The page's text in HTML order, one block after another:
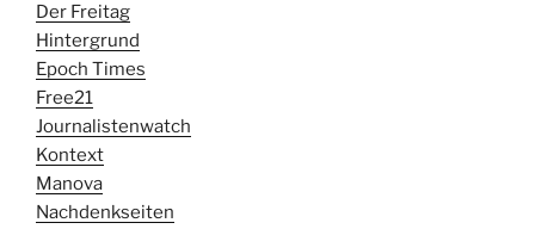
Der Freitag
Hintergrund
Epoch Times
Free21
Journalistenwatch
Kontext
Manova
Nachdenkseiten